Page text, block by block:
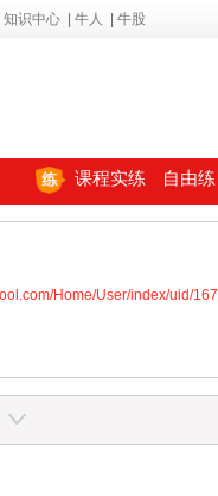
知识中心 牛人 牛股
课程实练 自由练
Home/User/index/uid/